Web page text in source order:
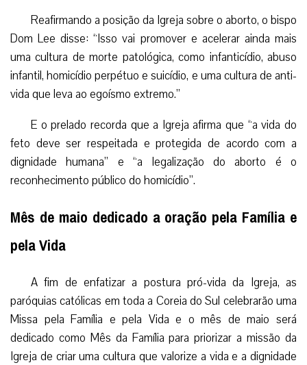
Reafirmando a posição da Igreja sobre o aborto, o bispo
Dom Lee disse: “Isso vai promover e acelerar ainda mais
uma cultura de morte patológica, como infanticídio, abuso
infantil, homicídio perpétuo e suicídio, e uma cultura de anti-
vida que leva ao egoísmo extremo.”
E o prelado recorda que a Igreja afirma que “a vida do
feto deve ser respeitada e protegida de acordo com a
dignidade humana” e “a legalização do aborto é o
reconhecimento público do homicídio”.
Mês de maio dedicado a oração pela Família e
pela Vida
A fim de enfatizar a postura pró-vida da Igreja, as
paróquias católicas em toda a Coreia do Sul celebrarão uma
Missa pela Família e pela Vida e o mês de maio será
dedicado como Mês da Família para priorizar a missão da
Igreja de criar uma cultura que valorize a vida e a dignidade